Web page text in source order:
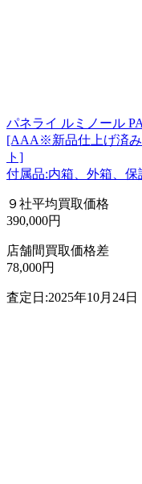
パネライ ルミノール
[AAA※新品仕上げ済み
ト]
付属品:内箱、外箱、保
９社平均買取価格
390,000円
店舗間買取価格差
78,000円
査定日:2025年10月24日